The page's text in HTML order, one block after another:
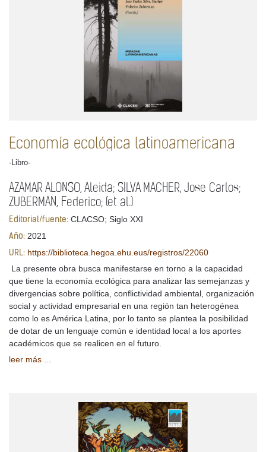
Economía ecológica latinoamericana
-Libro-
AZAMAR ALONSO, Aleida; SILVA MACHER, Jose Carlos;
ZUBERMAN, Federico; (et al.)
Editorial/fuente: CLACSO; Siglo XXI
Año: 2021
URL: https://biblioteca.hegoa.ehu.eus/registros/22060
La presente obra busca manifestarse en torno a la capacidad
que tiene la economía ecológica para analizar las semejanzas y
divergencias sobre política, conflictividad ambiental, organización
social y actividad empresarial en una región tan heterogénea
como lo es América Latina, por lo tanto se plantea la posibilidad
de dotar de un lenguaje común e identidad local a los aportes
académicos que se realicen en el futuro.
leer más ...